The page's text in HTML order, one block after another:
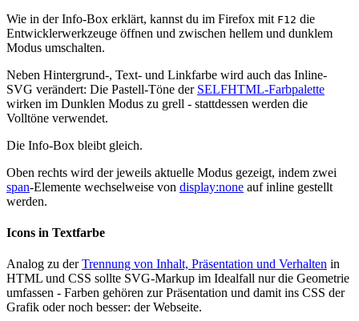
Wie in der Info-Box erklärt, kannst du im Firefox mit F12 die
Entwicklerwerkzeuge öffnen und zwischen hellem und dunklem
Modus umschalten.
Neben Hintergrund-, Text- und Linkfarbe wird auch das Inline-
SVG verändert: Die Pastell-Töne der SELFHTML-Farbpalette
wirken im Dunklen Modus zu grell - stattdessen werden die
Volltöne verwendet.
Die Info-Box bleibt gleich.
Oben rechts wird der jeweils aktuelle Modus gezeigt, indem zwei
span-Elemente wechselweise von display:none auf inline gestellt
werden.
Icons in Textfarbe
Analog zu derTrennung von Inhalt, Präsentation und Verhalten in
HTML und CSS sollte SVG-Markup im Idealfall nur die Geometrie
umfassen - Farben gehören zur Präsentation und damit ins CSS der
Grafik oder noch besser: der Webseite.